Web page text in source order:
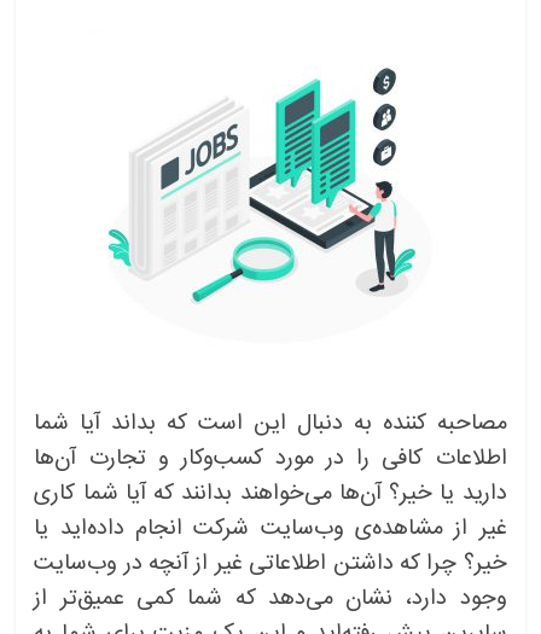
مصاحبه کننده به دنبال این است که بداند آیا شما
اطلاعات کافی را در مورد کسب‌وکار و تجارت آن‌ها
دارید یا خیر؟ آن‌ها می‌خواهند بدانند که آیا شما کاری
غیر از مشاهده‌ی وب‌سایت شرکت انجام داده‌اید یا
خیر؟ چرا که داشتن اطلاعاتی غیر از آنچه در وب‌سایت
وجود دارد، نشان می‌دهد که شما کمی عمیق‌تر از